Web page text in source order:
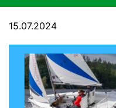
15.07.2024